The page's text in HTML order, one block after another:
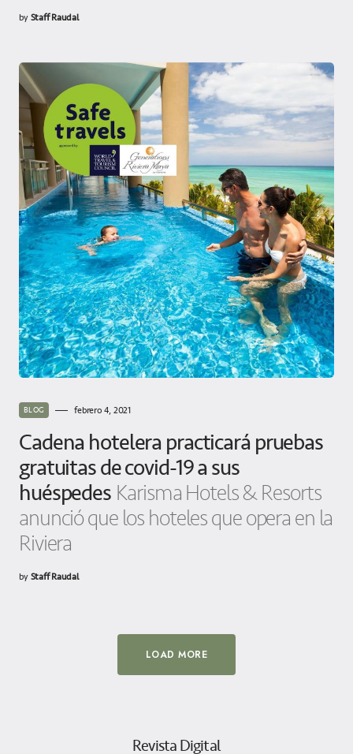
byStaff Raudal
BLOG febrero 4, 2021
Cadena hotelera practicará pruebas
gratuitas de covid-19 a sus
huéspedes Karisma Hotels & Resorts
anunció que los hoteles que opera en la
Riviera
byStaff Raudal
LOAD MORE
Revista Digital